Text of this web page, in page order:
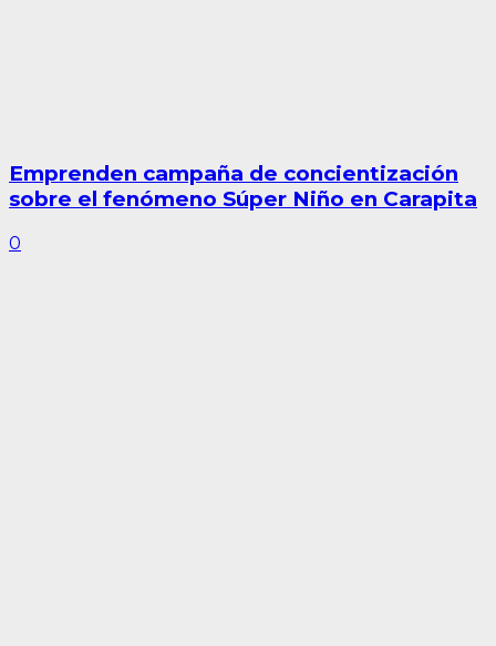
Emprenden campaña de concientización
sobre el fenómeno Súper Niño en Carapita
0